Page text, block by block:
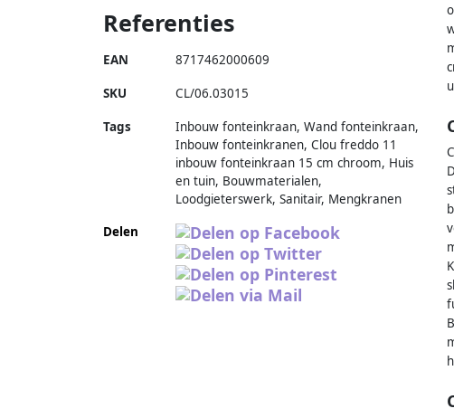
Referenties
EAN 8717462000609
SKU CL/06.03015
Tags
Inbouw fonteinkraan, Wand fonteinkraan,
Inbouw fonteinkranen, Clou freddo 11
inbouw fonteinkraan 15 cm chroom, Huis
en tuin, Bouwmaterialen,
Loodgieterswerk, Sanitair, Mengkranen
Delen